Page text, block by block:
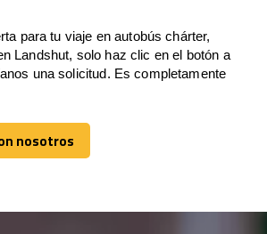
para tu viaje en autobús chárter,
Landshut, solo haz clic en el botón a
una solicitud. Es completamente
nosotros
nosotros